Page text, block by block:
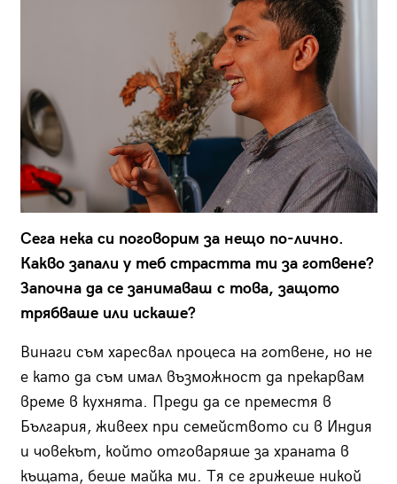
Сега нека си поговорим за нещо по-лично.
Какво запали у теб страстта ти за готвене?
Започна да се занимаваш с това, защото
трябваше или искаше?
Винаги съм харесвал процеса на готвене, но не
е като да съм имал възможност да прекарвам
време в кухнята. Преди да се преместя в
България, живеех при семейството си в Индия
и човекът, който отговаряше за храната в
къщата, беше майка ми. Тя се грижеше никой